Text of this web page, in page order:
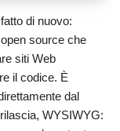
di nuovo:
source che
siti Web
il codice. È
dal
WYSIWYG: